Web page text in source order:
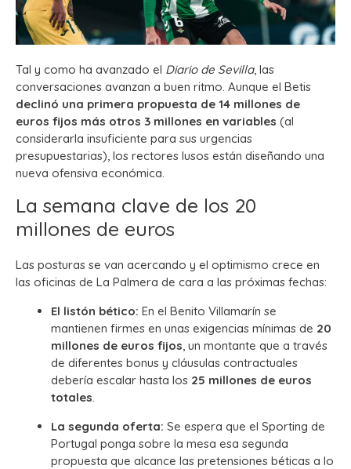
Tal y como ha avanzado el Diario de Sevilla, las
conversaciones avanzan a buen ritmo. Aunque el Betis
declinó una primera propuesta de 14 millones de
euros fijos más otros 3 millones en variables (al
considerarla insuficiente para sus urgencias
presupuestarias), los rectores lusos están diseñando una
nueva ofensiva económica.
La semana clave de los 20
millones de euros
Las posturas se van acercando y el optimismo crece en
las oficinas de La Palmera de cara a las próximas fechas:
El listón bético: En el Benito Villamarín se
mantienen firmes en unas exigencias mínimas de 20
millones de euros fijos, un montante que a través
de diferentes bonus y cláusulas contractuales
debería escalar hasta los 25 millones de euros
totales.
La segunda oferta: Se espera que el Sporting de
Portugal ponga sobre la mesa esa segunda
propuesta que alcance las pretensiones béticas a lo